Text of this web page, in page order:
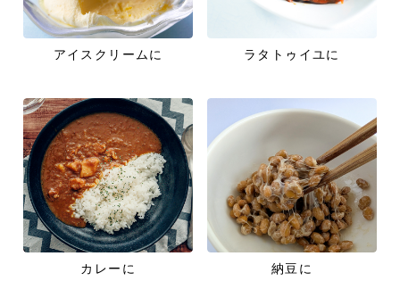
アイスクリームに ラタトゥイユに
カレーに 納豆に